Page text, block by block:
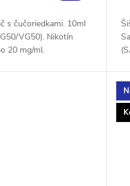
s čučoriedkami. 10ml
VG50). Nikotín
20 mg/ml.